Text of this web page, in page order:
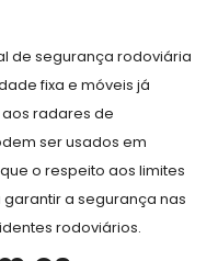
de segurança rodoviária
fixa e móveis já
radares de
ser usados em
o respeito aos limites
a segurança nas
rodoviários.